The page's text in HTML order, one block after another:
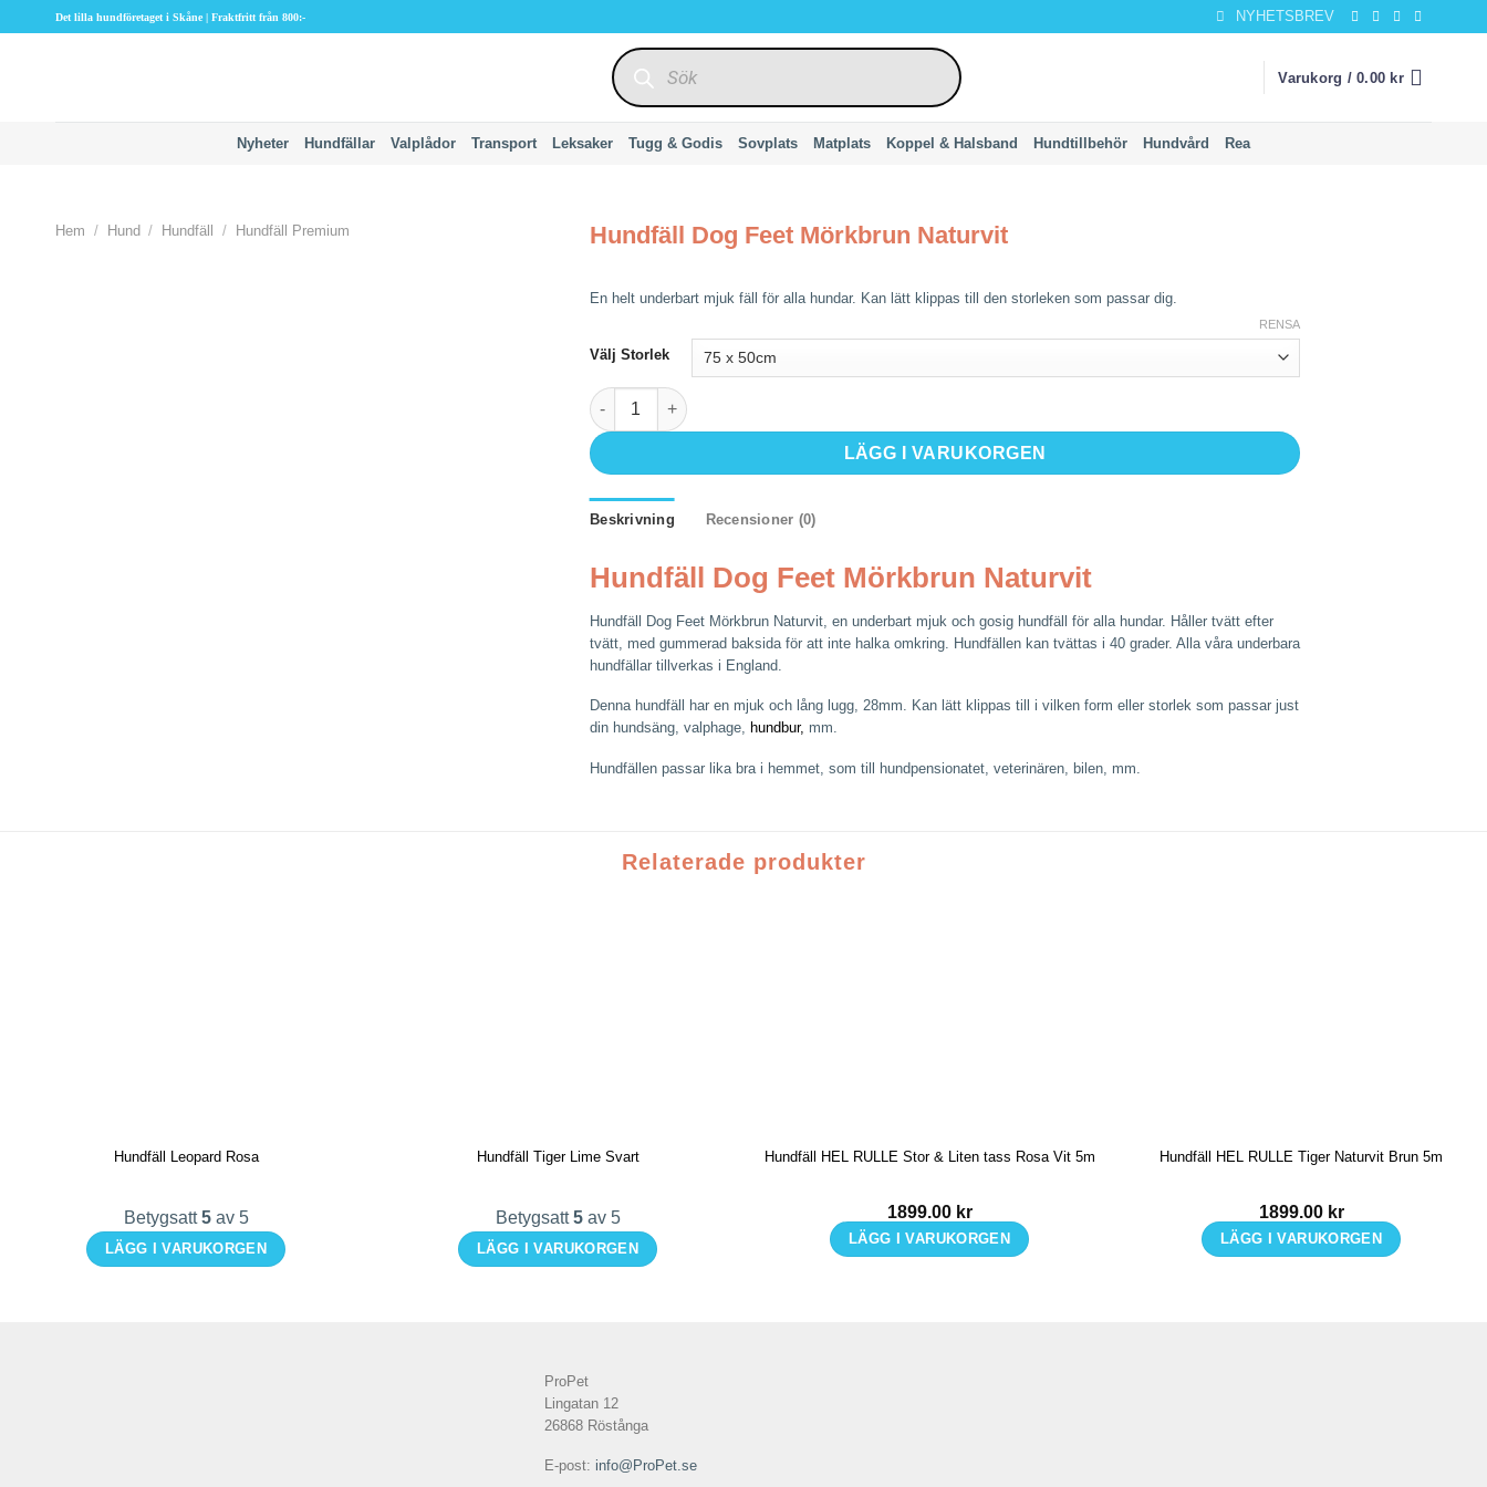
Det lilla hundföretaget i Skåne | Fraktfritt från 800:- NYHETSBREV
Produktsökning
Varukorg /0.00 kr
Nyheter Hundfällar Valplådor Transport Leksaker Tugg & Godis Sovplats Matplats Koppel & Halsband Hundtillbehör Hundvård Rea
Hem / Hund / Hundfäll / Hundfäll Premium Hundfäll Dog Feet Mörkbrun Naturvit
En helt underbart mjuk fäll för alla hundar. Kan lätt klippas till den storleken som passar dig.
Välj Storlek
RENSA
Hundfäll Dog Feet Mörkbrun Naturvit mängd
LÄGG I VARUKORGEN
Beskrivning Recensioner (0)
Hundfäll Dog Feet Mörkbrun Naturvit
Hundfäll Dog Feet Mörkbrun Naturvit, en underbart mjuk och gosig hundfäll för alla hundar. Håller tvätt efter
tvätt, med gummerad baksida för att inte halka omkring. Hundfällen kan tvättas i 40 grader. Alla våra underbara
hundfällar tillverkas i England.
Denna hundfäll har en mjuk och lång lugg, 28mm. Kan lätt klippas till i vilken form eller storlek som passar just
din hundsäng, valphage, hundbur, mm.
Hundfällen passar lika bra i hemmet, som till hundpensionatet, veterinären, bilen, mm.
Relaterade produkter
Hundfäll Leopard Rosa
Betygsatt5av 5
LÄGG I VARUKORGEN
Hundfäll Tiger Lime Svart
Betygsatt5av 5
LÄGG I VARUKORGEN
flera
varianter.
olika
Hundfäll HEL RULLE Stor & Liten tass Rosa Vit 5m
1899.00 kr
LÄGG I VARUKORGEN
Hundfäll HEL RULLE Tiger Naturvit Brun 5m
1899.00 kr
LÄGG I VARUKORGEN
ProPet
Lingatan 12
26868 Röstånga
E-post: info@ProPet.se